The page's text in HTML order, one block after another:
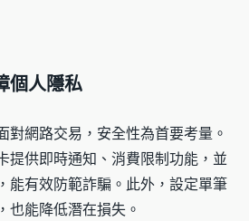
個人隱私
對網路交易，安全性為首要考量。
提供即時通知、消費限制功能，並
能有效防範詐騙。此外，設定單筆
也能降低潛在損失。